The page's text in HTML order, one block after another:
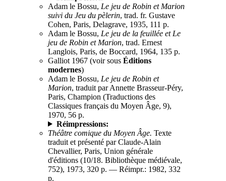
Adam le Bossu, Le jeu de Robin et Marion
suivi du Jeu du pèlerin, trad. fr. Gustave
Cohen, Paris, Delagrave, 1935, 111 p.
Adam le Bossu, Le jeu de la feuillée et Le
jeu de Robin et Marion, trad. Ernest
Langlois, Paris, de Boccard, 1964, 135 p.
Galliot 1967 (voir sous Éditions
modernes)
Adam le Bossu, Le jeu de Robin et
Marion, traduit par Annette Brasseur-Péry,
Paris, Champion (Traductions des
Classiques français du Moyen Âge, 9),
1970, 56 p.
Réimpressions:
Théâtre comique du Moyen Âge. Texte
traduit et présenté par Claude-Alain
Chevallier, Paris, Union générale
d'éditions (10/18. Bibliothèque médiévale,
752), 1973, 320 p. — Réimpr.: 1982, 332
p.